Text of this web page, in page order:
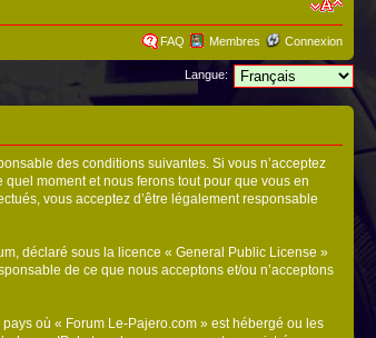
FAQ Membres Connexion
Langue:
des conditions suivantes. Si vous n’acceptez
moment et nous ferons tout pour que vous en
vous acceptez d’être légalement responsable
déclaré sous la licence « General Public License »
de ce que nous acceptons et/ou n’acceptons
où « Forum Le-Pajero.com » est hébergé ou les